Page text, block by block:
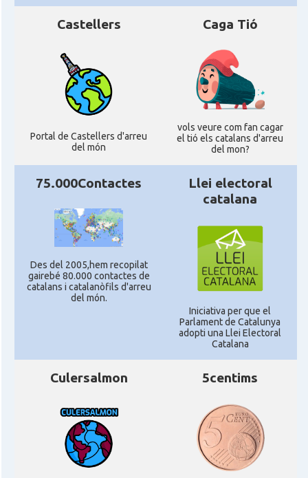
Castellers
Portal de Castellers d'arreu
del món
Caga Tió
vols veure com fan cagar
el tió els catalans d'arreu
del mon?
75.000Contactes
Des del 2005,hem recopilat
gairebé 80.000 contactes de
catalans i catalanòfils d'arreu
del món.
Llei electoral
catalana
Iniciativa per que el
Parlament de Catalunya
adopti una Llei Electoral
Catalana
Culersalmon 5centims